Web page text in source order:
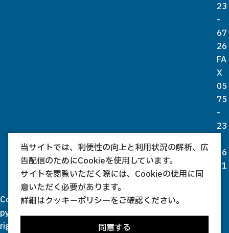
23
-
67
26
FA
X
05
75
-
23
16
71
Co
py
rig
当サイトでは、利便性の向上と利用状況の解析、広
告配信のためにCookieを使用しています。
サイトを閲覧いただく際には、Cookieの使用に同
意いただく必要があります。
詳細はクッキーポリシーをご確認ください。
同意する